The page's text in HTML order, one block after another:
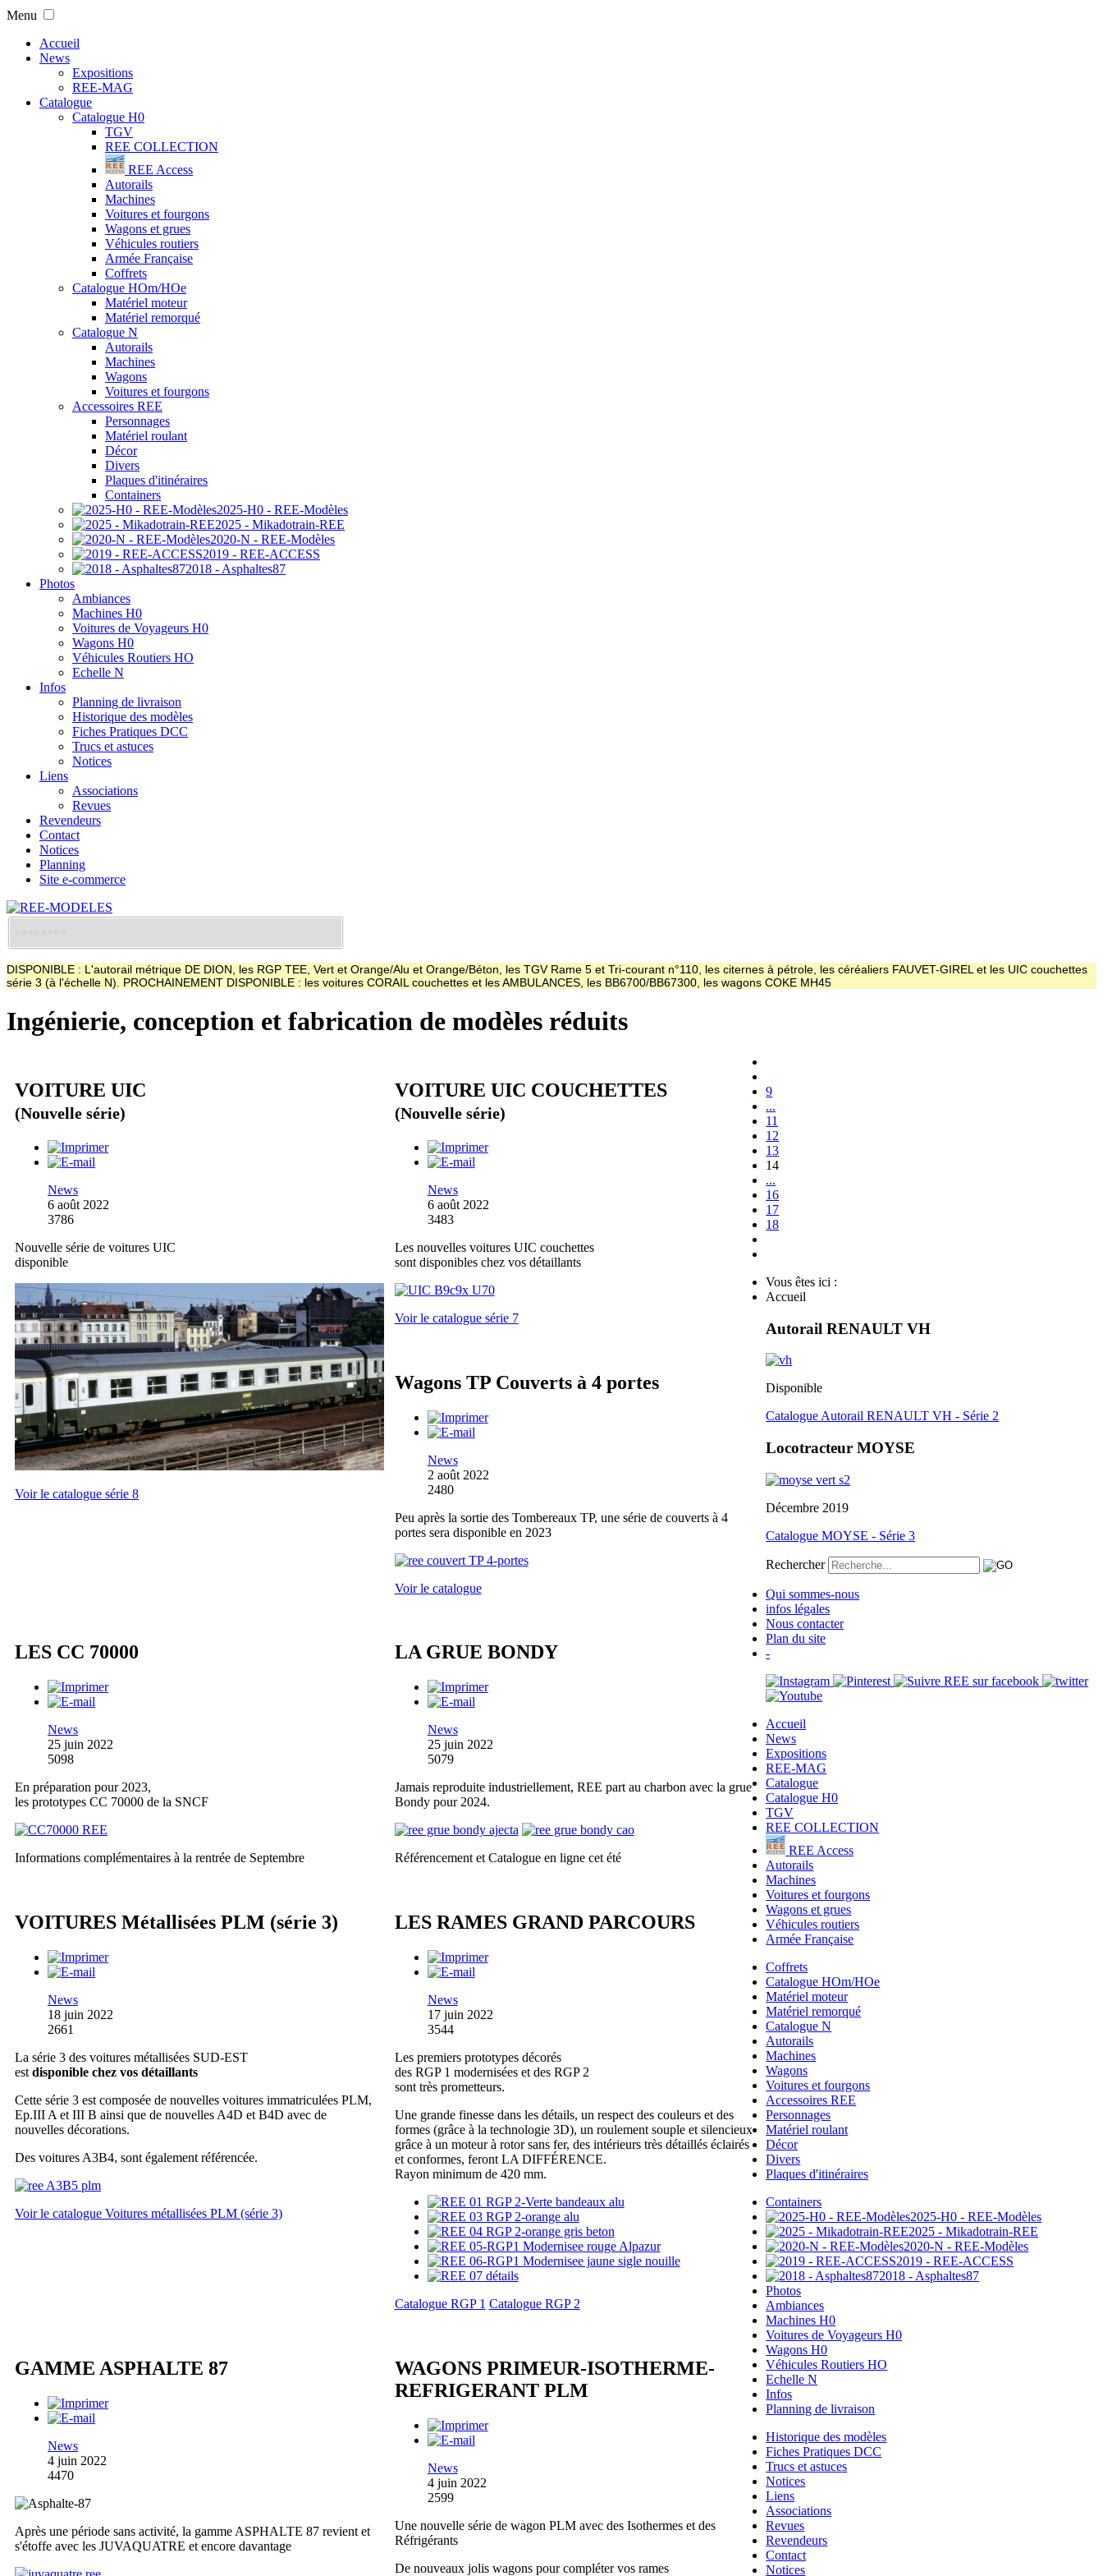
Menu
Accueil
News
Expositions
REE-MAG
Catalogue
Catalogue H0
TGV
REE COLLECTION
REE Access
Autorails
Machines
Voitures et fourgons
Wagons et grues
Véhicules routiers
Armée Française
Coffrets
Catalogue HOm/HOe
Matériel moteur
Matériel remorqué
Catalogue N
Autorails
Machines
Wagons
Voitures et fourgons
Accessoires REE
Personnages
Matériel roulant
Décor
Divers
Plaques d'itinéraires
Containers
2025-H0 - REE-Modèles
2025 - Mikadotrain-REE
2020-N - REE-Modèles
2019 - REE-ACCESS
2018 - Asphaltes87
Photos
Ambiances
Machines H0
Voitures de Voyageurs H0
Wagons H0
Véhicules Routiers HO
Echelle N
Infos
Planning de livraison
Historique des modèles
Fiches Pratiques DCC
Trucs et astuces
Notices
Liens
Associations
Revues
Revendeurs
Contact
Notices
Planning
Site e-commerce
DISPONIBLE : L'autorail métrique DE DION, les RGP TEE, Vert et Orange/Alu et Orange/Béton, les TGV Rame 5 et Tri-courant n°110, les citernes à pétrole, les céréaliers FAUVET-GIREL et les UIC couchettes
série 3 (à l'échelle N). PROCHAINEMENT DISPONIBLE : les voitures CORAIL couchettes et les AMBULANCES, les BB6700/BB67300, les wagons COKE MH45
Ingénierie, conception et fabrication de modèles réduits
VOITURE UIC
(Nouvelle série)
News
6 août 2022
3786
Nouvelle série de voitures UIC
disponible
Voir le catalogue série 8
VOITURE UIC COUCHETTES
(Nouvelle série)
News
6 août 2022
3483
Les nouvelles voitures UIC couchettes
sont disponibles chez vos détaillants
Voir le catalogue série 7
Wagons TP Couverts à 4 portes
News
2 août 2022
2480
Peu après la sortie des Tombereaux TP, une série de couverts à 4
portes sera disponible en 2023
Voir le catalogue
LES CC 70000
News
25 juin 2022
5098
En préparation pour 2023,
les prototypes CC 70000 de la SNCF
Informations complémentaires à la rentrée de Septembre
LA GRUE BONDY
News
25 juin 2022
5079
Jamais reproduite industriellement, REE part au charbon avec la grue
Bondy pour 2024.
Référencement et Catalogue en ligne cet été
VOITURES Métallisées PLM (série 3)
News
18 juin 2022
2661
La série 3 des voitures métallisées SUD-EST
est disponible chez vos détaillants
Cette série 3 est composée de nouvelles voitures immatriculées PLM,
Ep.III A et III B ainsi que de nouvelles A4D et B4D avec de
nouvelles décorations.
Des voitures A3B4, sont également référencée.
Voir le catalogue Voitures métallisées PLM (série 3)
LES RAMES GRAND PARCOURS
News
17 juin 2022
3544
Les premiers prototypes décorés
des RGP 1 modernisées et des RGP 2
sont très prometteurs.
Une grande finesse dans les détails, un respect des couleurs et des
formes (grâce à la technologie 3D), un roulement souple et silencieux
grâce à un moteur à rotor sans fer, des intérieurs très détaillés éclairés
et conformes, feront LA DIFFÉRENCE.
Rayon minimum de 420 mm.
Catalogue RGP 1 Catalogue RGP 2
GAMME ASPHALTE 87
News
4 juin 2022
4470
Après une période sans activité, la gamme ASPHALTE 87 revient et
s'étoffe avec les JUVAQUATRE et encore davantage
WAGONS PRIMEUR-ISOTHERME-
REFRIGERANT PLM
News
4 juin 2022
2599
Une nouvelle série de wagon PLM avec des Isothermes et des
Réfrigérants
De nouveaux jolis wagons pour compléter vos rames
9
...
11
12
13
14
...
16
17
18
Vous êtes ici :
Accueil
Autorail RENAULT VH
Disponible
Catalogue Autorail RENAULT VH - Série 2
Locotracteur MOYSE
Décembre 2019
Catalogue MOYSE - Série 3
Rechercher
Qui sommes-nous
infos légales
Nous contacter
Plan du site
-
Accueil
News
Expositions
REE-MAG
Catalogue
Catalogue H0
TGV
REE COLLECTION
REE Access
Autorails
Machines
Voitures et fourgons
Wagons et grues
Véhicules routiers
Armée Française
Coffrets
Catalogue HOm/HOe
Matériel moteur
Matériel remorqué
Catalogue N
Autorails
Machines
Wagons
Voitures et fourgons
Accessoires REE
Personnages
Matériel roulant
Décor
Divers
Plaques d'itinéraires
Containers
2025-H0 - REE-Modèles
2025 - Mikadotrain-REE
2020-N - REE-Modèles
2019 - REE-ACCESS
2018 - Asphaltes87
Photos
Ambiances
Machines H0
Voitures de Voyageurs H0
Wagons H0
Véhicules Routiers HO
Echelle N
Infos
Planning de livraison
Historique des modèles
Fiches Pratiques DCC
Trucs et astuces
Notices
Liens
Associations
Revues
Revendeurs
Contact
Notices